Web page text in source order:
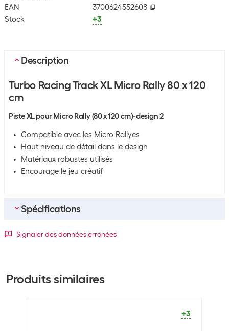
EAN
3700624552608
Stock
+3
Description
Turbo Racing Track XL Micro Rally 80 x 120
cm
Piste XL pour Micro Rally (80 x 120 cm)-design 2
Compatible avec les Micro Rallyes
Haut niveau de détail dans le design
Matériaux robustes utilisés
Encourage le jeu créatif
Spécifications
Informations générales sur le produit
Signaler des données erronées
Produits similaires
+3